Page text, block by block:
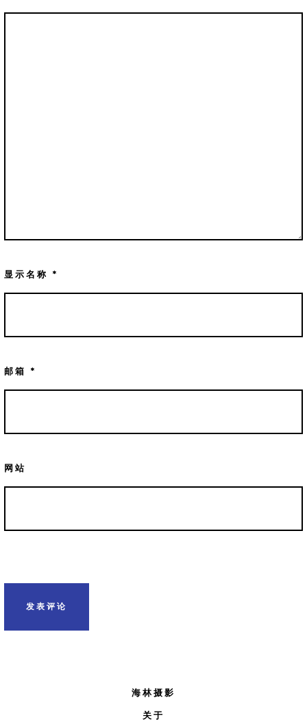
显示名称*
邮箱*
网站
海林摄影
关于